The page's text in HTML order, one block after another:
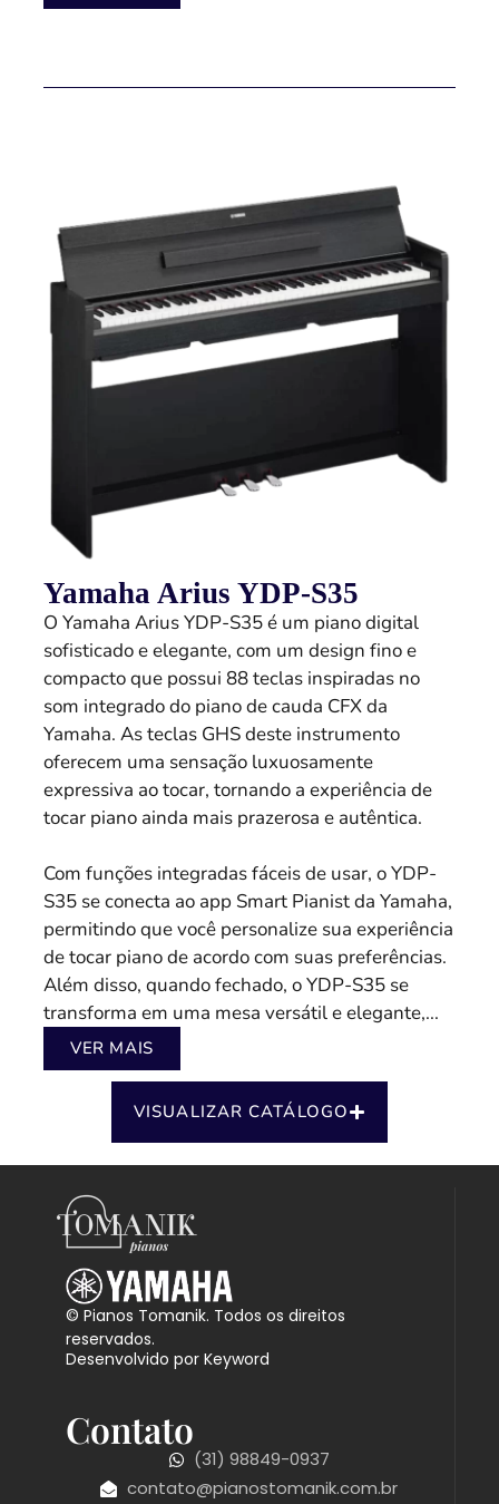
Yamaha Arius YDP-S35
O Yamaha Arius YDP-S35 é um piano digital
sofisticado e elegante, com um design fino e
compacto que possui 88 teclas inspiradas no
som integrado do piano de cauda CFX da
Yamaha. As teclas GHS deste instrumento
oferecem uma sensação luxuosamente
expressiva ao tocar, tornando a experiência de
tocar piano ainda mais prazerosa e autêntica.
Com funções integradas fáceis de usar, o YDP-
S35 se conecta ao app Smart Pianist da Yamaha,
permitindo que você personalize sua experiência
de tocar piano de acordo com suas preferências.
Além disso, quando fechado, o YDP-S35 se
transforma em uma mesa versátil e elegante,...
VER MAIS
VISUALIZAR CATÁLOGO
© Pianos Tomanik. Todos os direitos
reservados.
Desenvolvido por Keyword
Contato
(31) 98849-0937
contato@pianostomanik.com.br